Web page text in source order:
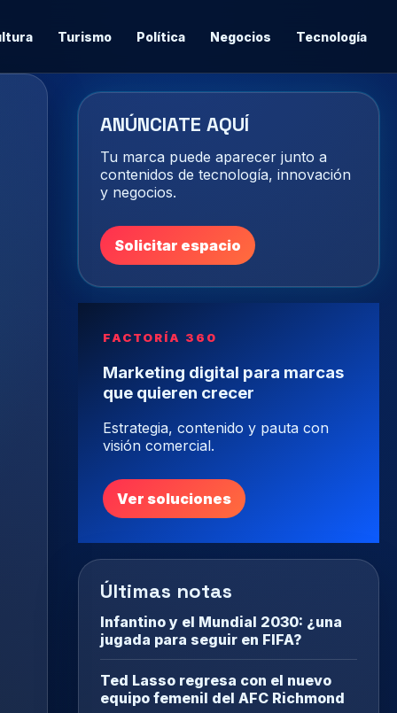
Turismo Política Negocios Tecnología
ANÚNCIATE AQUÍ
Tu marca puede aparecer junto a
contenidos de tecnología, innovación
y negocios.
Solicitar espacio
FACTORÍA 360
Marketing digital para marcas
que quieren crecer
Estrategia, contenido y pauta con
visión comercial.
Ver soluciones
Últimas notas
Infantino y el Mundial 2030: ¿una
jugada para seguir en FIFA?
Ted Lasso regresa con el nuevo
equipo femenil del AFC Richmond